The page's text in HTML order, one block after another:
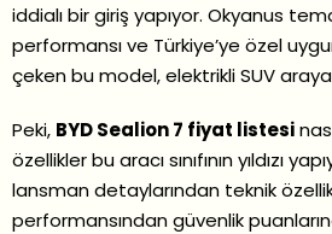
iddialı bir giriş yapıyor. Okyanus
performansı ve Türkiye’ye özel
çeken bu model, elektrikli SUV
Peki, BYD Sealion 7 fiyat listesi
özellikler bu aracı sınıfının yıldızı
lansman detaylarından teknik
performansından güvenlik